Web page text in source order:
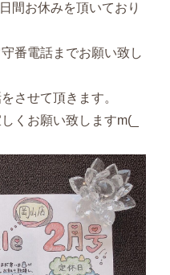
間お休みを頂いており
番電話までお願い致し
させて頂きます。
くお願い致しますm(_